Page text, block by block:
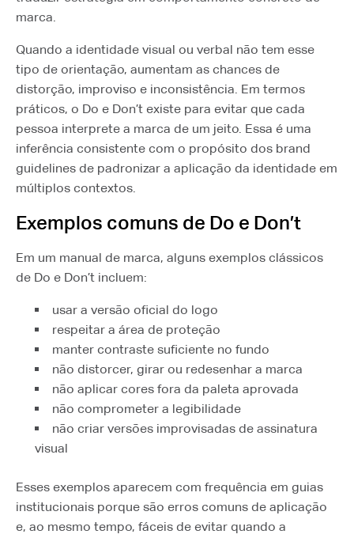
marca.
Quando a identidade visual ou verbal não tem esse
tipo de orientação, aumentam as chances de
distorção, improviso e inconsistência. Em termos
práticos, o Do e Don’t existe para evitar que cada
pessoa interprete a marca de um jeito. Essa é uma
inferência consistente com o propósito dos brand
guidelines de padronizar a aplicação da identidade em
múltiplos contextos.
Exemplos comuns de Do e Don’t
Em um manual de marca, alguns exemplos clássicos
de Do e Don’t incluem:
usar a versão oficial do logo
respeitar a área de proteção
manter contraste suficiente no fundo
não distorcer, girar ou redesenhar a marca
não aplicar cores fora da paleta aprovada
não comprometer a legibilidade
não criar versões improvisadas de assinatura
visual
Esses exemplos aparecem com frequência em guias
institucionais porque são erros comuns de aplicação
e, ao mesmo tempo, fáceis de evitar quando a